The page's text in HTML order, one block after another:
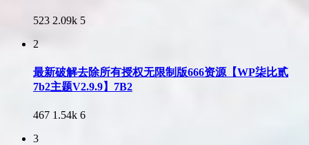
523 2.09k 5
2
最新破解去除所有授权无限制版666资源【WP柒比贰
7b2主题V2.9.9】7B2
467 1.54k 6
3